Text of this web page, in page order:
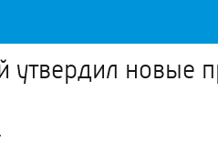
утвердил новые